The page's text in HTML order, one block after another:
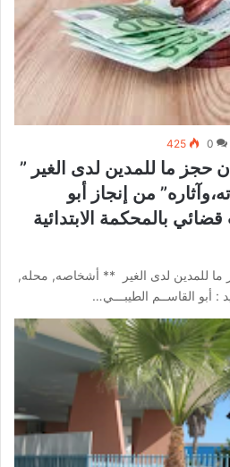
0
425
ما للمدين لدى الغير ”
من إنجاز أبو
بالمحكمة الابتدائية
ما للمدين لدى الغير ** أشخاصه, محله,
: أبو القاســم الطيبـــي…